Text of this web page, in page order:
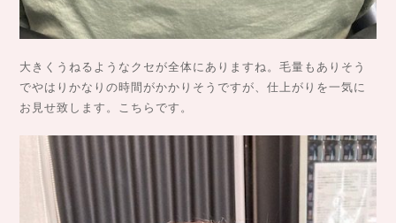
大きくうねるようなクセが全体にありますね。毛量もありそう
でやはりかなりの時間がかかりそうですが、仕上がりを一気に
お見せ致します。こちらです。